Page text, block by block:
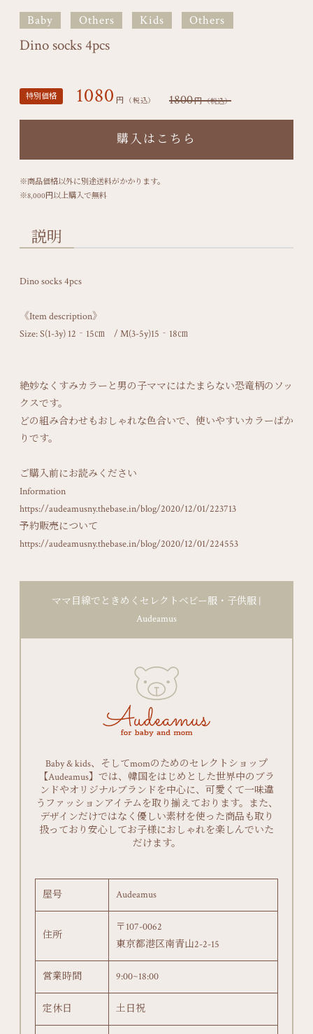
Baby Others Kids Others
Dino socks 4pcs
特別価格 1080 円 （税込） 1800円（税込）
購入はこちら
※商品価格以外に別途送料がかかります。
※8,000円以上購入で無料
説明
Dino socks 4pcs
《Item description》
Size: S(1-3y) 12‐15㎝ / M(3-5y)15‐18㎝
絶妙なくすみカラーと男の子ママにはたまらない恐竜柄のソッ
クスです。
どの組み合わせもおしゃれな色合いで、使いやすいカラーばか
りです。
ご購入前にお読みください
Information
https://audeamusny.thebase.in/blog/2020/12/01/223713
予約販売について
https://audeamusny.thebase.in/blog/2020/12/01/224553
ママ目線でときめくセレクトベビー服・子供服 |
Audeamus
Baby & kids、そしてmomのためのセレクトショップ
【Audeamus】では、韓国をはじめとした世界中のブラ
ンドやオリジナルブランドを中心に、可愛くて一味違
うファッションアイテムを取り揃えております。また、
デザインだけではなく優しい素材を使った商品も取り
扱っており安心してお子様におしゃれを楽しんでいた
だけます。
屋号 Audeamus
住所
〒107-0062
東京都港区南青山2-2-15
営業時間 9:00~18:00
定休日 土日祝